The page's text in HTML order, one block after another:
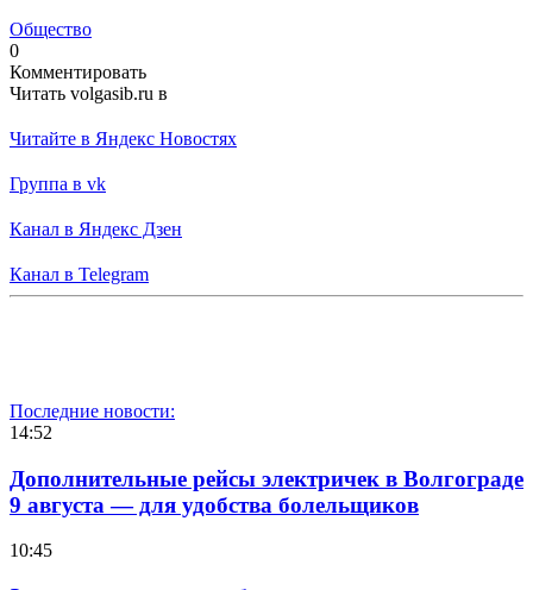
Общество
0
Комментировать
Читать volgasib.ru в
Читайте в Яндекс Новостях
Группа в vk
Канал в Яндекс Дзен
Канал в Telegram
Последние новости:
14:52
Дополнительные рейсы электричек в Волгограде
9 августа — для удобства болельщиков
10:45